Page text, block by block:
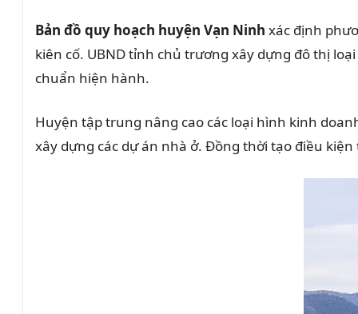
Bản đồ quy hoạch huyện Vạn Ninh xác định
kiên cố. UBND tỉnh chủ trương xây dựng đô thị
chuẩn hiện hành.
Huyện tập trung nâng cao các loại hình kinh
xây dựng các dự án nhà ở. Đồng thời tạo điều